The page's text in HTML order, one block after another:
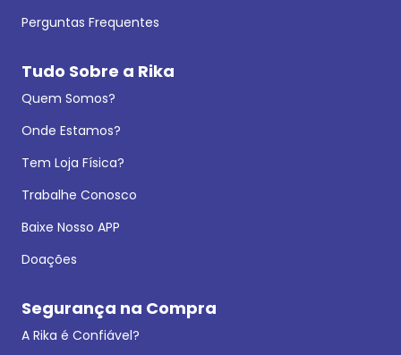
Perguntas Frequentes
Tudo Sobre a Rika
Quem Somos?
Onde Estamos?
Tem Loja Física?
Trabalhe Conosco
Baixe Nosso APP
Doações
Segurança na Compra
A Rika é Confiável?